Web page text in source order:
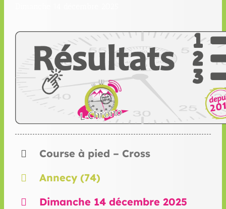
Course à pied – Cross
Annecy (74)
Dimanche 14 décembre 2025